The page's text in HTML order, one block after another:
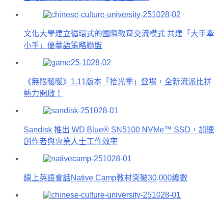
文化大學建立循環式的國際教育交流模式 共建「大手牽
小手」優華語策略聯盟
《無限暖暖》1.11版本「拾光季」登場，全新流派比拼
熱力開啟！
Sandisk 推出 WD Blue® SN5100 NVMe™ SSD，加速
創作者與專業人士工作效率
線上英語會話Native Camp教材突破30,000總數